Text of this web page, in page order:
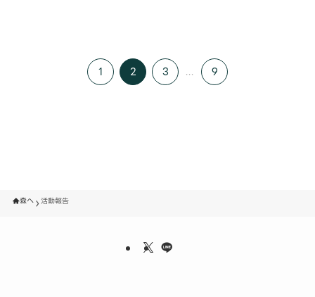
1 2 3 ... 9
森へ 活動報告